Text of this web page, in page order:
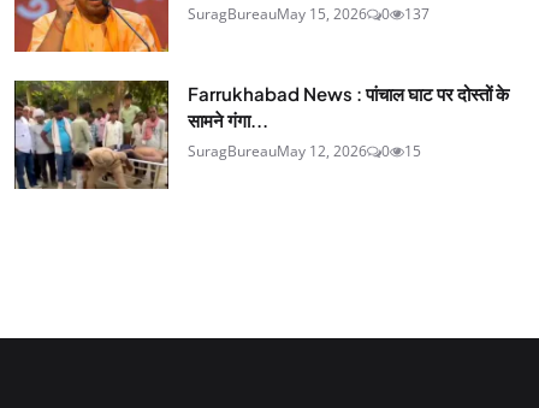
SuragBureauMay 15, 2026 0 137
Farrukhabad News : पांचाल घाट पर दोस्तों के
सामने गंगा...
SuragBureauMay 12, 2026 0 15